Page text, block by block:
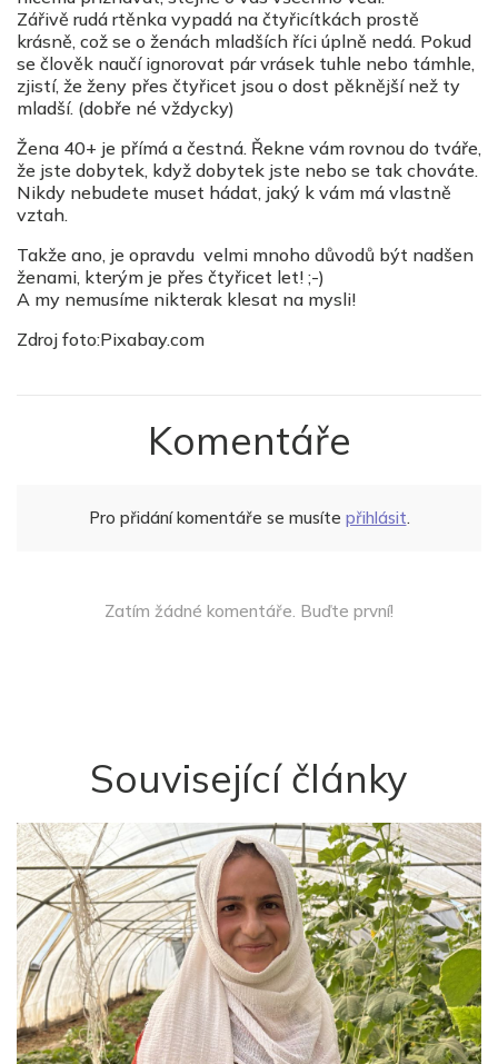
Zářivě rudá rtěnka vypadá na čtyřicítkách prostě
krásně, což se o ženách mladších říci úplně nedá. Pokud
se člověk naučí ignorovat pár vrásek tuhle nebo támhle,
zjistí, že ženy přes čtyřicet jsou o dost pěknější než ty
mladší. (dobře né vždycky)
Žena 40+ je přímá a čestná. Řekne vám rovnou do tváře,
že jste dobytek, když dobytek jste nebo se tak chováte.
Nikdy nebudete muset hádat, jaký k vám má vlastně
vztah.
Takže ano, je opravdu velmi mnoho důvodů být nadšen
ženami, kterým je přes čtyřicet let! ;-)
A my nemusíme nikterak klesat na mysli!
Zdroj foto:Pixabay.com
Komentáře
Pro přidání komentáře se musíte přihlásit.
Zatím žádné komentáře. Buďte první!
Související články